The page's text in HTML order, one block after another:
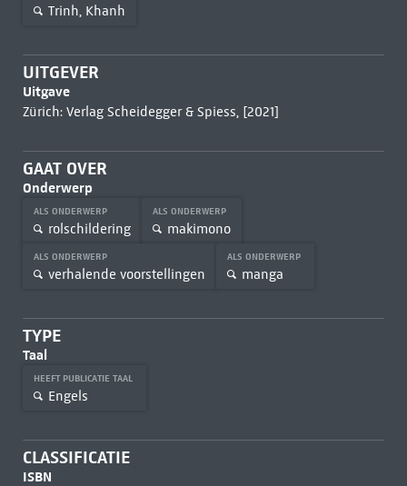
Trinh, Khanh
UITGEVER
Uitgave
Zürich: Verlag Scheidegger & Spiess, [2021]
GAAT OVER
Onderwerp
ALS ONDERWERP
rolschildering
ALS ONDERWERP
makimono
ALS ONDERWERP
verhalende voorstellingen
ALS ONDERWERP
manga
TYPE
Taal
HEEFT PUBLICATIE TAAL
Engels
CLASSIFICATIE
ISBN